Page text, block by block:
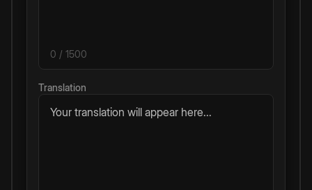
0 / 1500
Translation
Your translation will appear here...